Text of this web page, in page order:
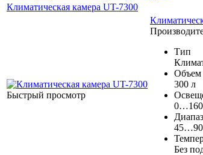
Климатическая камера UT-7300
Быстрый просмотр
Тип
Объем
300 л
45…90
Без